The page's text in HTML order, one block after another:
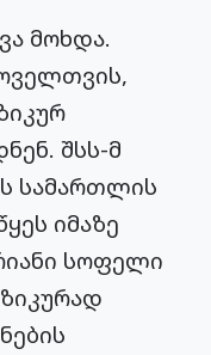
მოხდა.
შსს-მ
სამართლის
იმაზე
სოფელი